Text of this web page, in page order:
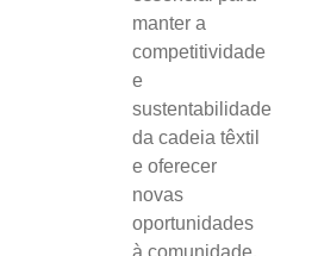
manter a
competitividade
e
sustentabilidade
da cadeia têxtil
e oferecer
novas
oportunidades